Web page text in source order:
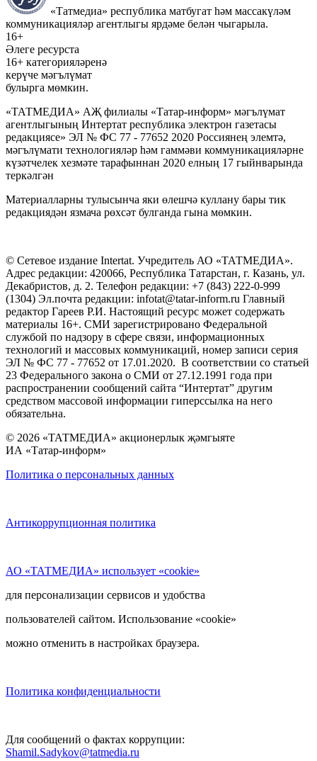
«Татмедиа» республика матбугат һәм массакүләм
коммуникацияләр агентлыгы ярдәме белән чыгарыла.
16+
Әлеге ресурста
16+ категорияләренә
керүче мәгълүмат
булырга мөмкин.
«ТАТМЕДИА» АҖ филиалы «Татар-информ» мәгълүмат
агентлыгының Интертат республика электрон газетасы
редакциясе» ЭЛ № ФС 77 - 77652 2020 Россиянең элемтә,
мәгълүмати технологияләр һәм гаммәви коммуникацияләрне
күзәтчелек хезмәте тарафыннан 2020 елның 17 гыйнварында
теркәлгән
Материалларны тулысынча яки өлешчә куллану бары тик
редакциядән язмача рөхсәт булганда гына мөмкин.
© Сетевое издание Intertat. Учредитель АО «ТАТМЕДИА».
Адрес редакции: 420066, Республика Татарстан, г. Казань, ул.
Декабристов, д. 2. Телефон редакции: +7 (843) 222-0-999
(1304) Эл.почта редакции: infotat@tatar-inform.ru Главный
редактор Гареев Р.И. Настоящий ресурс может содержать
материалы 16+. СМИ зарегистрировано Федеральной
службой по надзору в сфере связи, информационных
технологий и массовых коммуникаций, номер записи серия
ЭЛ № ФС 77 - 77652 от 17.01.2020. В соответствии со статьей
23 Федерального закона о СМИ от 27.12.1991 года при
распространении сообщений сайта “Интертат” другим
средством массовой информации гиперссылка на него
обязательна.
© 2026 «ТАТМЕДИА» акционерлык җәмгыяте
ИА «Татар-информ»
Политика о персональных данных
Антикоррупционная политика
АО «ТАТМЕДИА» использует «cookie»
для персонализации сервисов и удобства
пользователей сайтом. Использование «cookie»
можно отменить в настройках браузера.
Политика конфиденциальности
Для сообщений о фактах коррупции:
Shamil.Sadykov@tatmedia.ru